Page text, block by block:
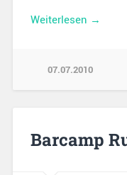
Weiterlesen →
07.07.2010
Barcamp